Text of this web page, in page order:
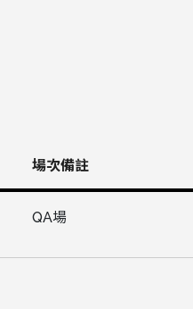
場次備註
QA場